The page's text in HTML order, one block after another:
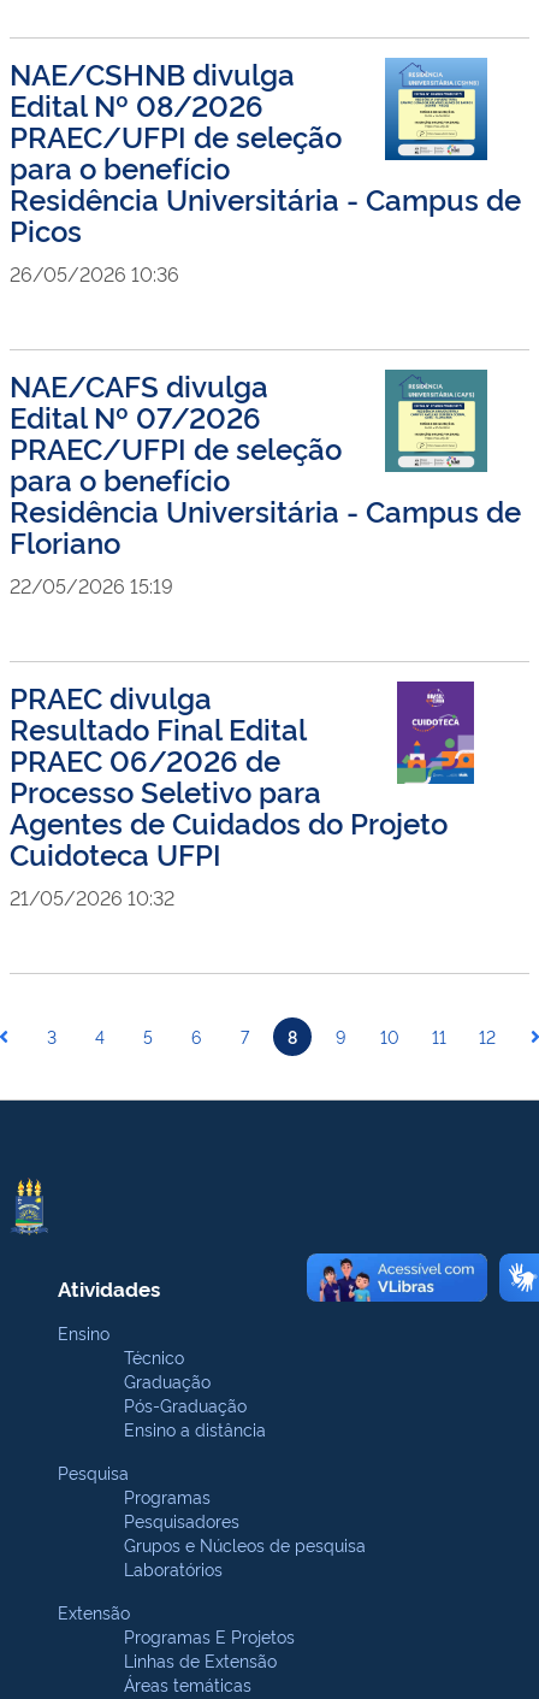
NAE/CSHNB divulga
Edital Nº 08/2026
PRAEC/UFPI de seleção
para o benefício
Residência Universitária - Campus de
Picos
26/05/2026 10:36
NAE/CAFS divulga
Edital Nº 07/2026
PRAEC/UFPI de seleção
para o benefício
Residência Universitária - Campus de
Floriano
22/05/2026 15:19
PRAEC divulga
Resultado Final Edital
PRAEC 06/2026 de
Processo Seletivo para
Agentes de Cuidados do Projeto
Cuidoteca UFPI
21/05/2026 10:32
3 4 5 6 7 8 9 10 11 12
Atividades
Ensino
Técnico
Graduação
Pós-Graduação
Ensino a distância
Pesquisa
Programas
Pesquisadores
Grupos e Núcleos de pesquisa
Laboratórios
Extensão
Programas E Projetos
Linhas de Extensão
Áreas temáticas